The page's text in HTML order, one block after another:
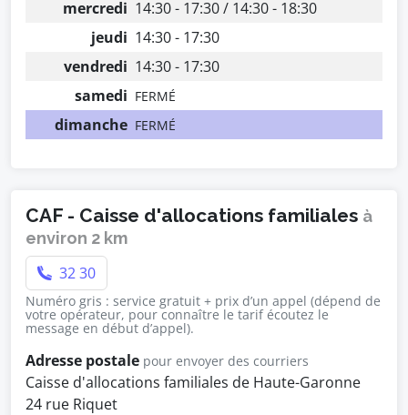
mercredi 14:30 - 17:30 / 14:30 - 18:30
jeudi 14:30 - 17:30
vendredi 14:30 - 17:30
samedi FERMÉ
dimanche FERMÉ
CAF - Caisse d'allocations familiales à
environ 2 km
32 30
Numéro gris : service gratuit + prix d’un appel (dépend de
votre opérateur, pour connaître le tarif écoutez le
message en début d’appel).
Adresse postale pour envoyer des courriers
Caisse d'allocations familiales de Haute-Garonne
24 rue Riquet